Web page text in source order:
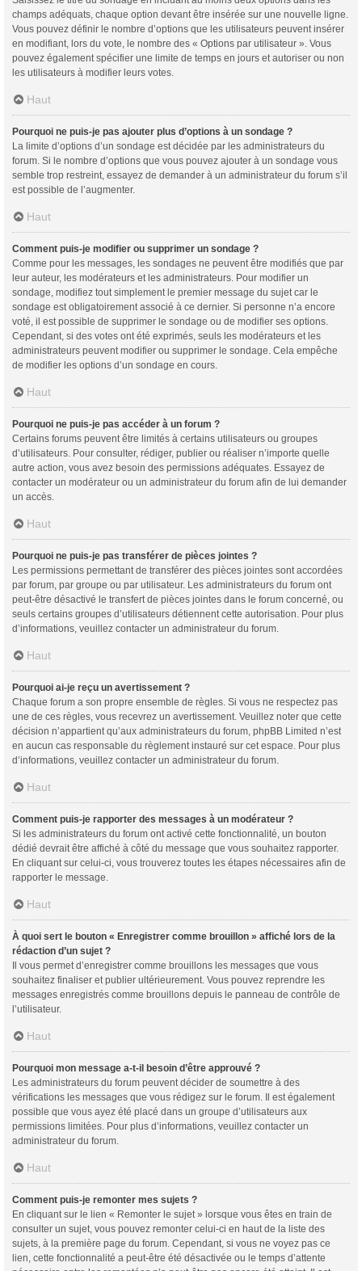
champs adéquats, chaque option devant être insérée sur une nouvelle ligne.
Vous pouvez définir le nombre d’options que les utilisateurs peuvent insérer
en modifiant, lors du vote, le nombre des « Options par utilisateur ». Vous
pouvez également spécifier une limite de temps en jours et autoriser ou non
les utilisateurs à modifier leurs votes.
Haut
Pourquoi ne puis-je pas ajouter plus d’options à un sondage ?
La limite d’options d’un sondage est décidée par les administrateurs du
forum. Si le nombre d’options que vous pouvez ajouter à un sondage vous
semble trop restreint, essayez de demander à un administrateur du forum s’il
est possible de l’augmenter.
Haut
Comment puis-je modifier ou supprimer un sondage ?
Comme pour les messages, les sondages ne peuvent être modifiés que par
leur auteur, les modérateurs et les administrateurs. Pour modifier un
sondage, modifiez tout simplement le premier message du sujet car le
sondage est obligatoirement associé à ce dernier. Si personne n’a encore
voté, il est possible de supprimer le sondage ou de modifier ses options.
Cependant, si des votes ont été exprimés, seuls les modérateurs et les
administrateurs peuvent modifier ou supprimer le sondage. Cela empêche
de modifier les options d’un sondage en cours.
Haut
Pourquoi ne puis-je pas accéder à un forum ?
Certains forums peuvent être limités à certains utilisateurs ou groupes
d’utilisateurs. Pour consulter, rédiger, publier ou réaliser n’importe quelle
autre action, vous avez besoin des permissions adéquates. Essayez de
contacter un modérateur ou un administrateur du forum afin de lui demander
un accès.
Haut
Pourquoi ne puis-je pas transférer de pièces jointes ?
Les permissions permettant de transférer des pièces jointes sont accordées
par forum, par groupe ou par utilisateur. Les administrateurs du forum ont
peut-être désactivé le transfert de pièces jointes dans le forum concerné, ou
seuls certains groupes d’utilisateurs détiennent cette autorisation. Pour plus
d’informations, veuillez contacter un administrateur du forum.
Haut
Pourquoi ai-je reçu un avertissement ?
Chaque forum a son propre ensemble de règles. Si vous ne respectez pas
une de ces règles, vous recevrez un avertissement. Veuillez noter que cette
décision n’appartient qu’aux administrateurs du forum, phpBB Limited n’est
en aucun cas responsable du règlement instauré sur cet espace. Pour plus
d’informations, veuillez contacter un administrateur du forum.
Haut
Comment puis-je rapporter des messages à un modérateur ?
Si les administrateurs du forum ont activé cette fonctionnalité, un bouton
dédié devrait être affiché à côté du message que vous souhaitez rapporter.
En cliquant sur celui-ci, vous trouverez toutes les étapes nécessaires afin de
rapporter le message.
Haut
À quoi sert le bouton « Enregistrer comme brouillon » affiché lors de la
rédaction d’un sujet ?
Il vous permet d’enregistrer comme brouillons les messages que vous
souhaitez finaliser et publier ultérieurement. Vous pouvez reprendre les
messages enregistrés comme brouillons depuis le panneau de contrôle de
l’utilisateur.
Haut
Pourquoi mon message a-t-il besoin d’être approuvé ?
Les administrateurs du forum peuvent décider de soumettre à des
vérifications les messages que vous rédigez sur le forum. Il est également
possible que vous ayez été placé dans un groupe d’utilisateurs aux
permissions limitées. Pour plus d’informations, veuillez contacter un
administrateur du forum.
Haut
Comment puis-je remonter mes sujets ?
En cliquant sur le lien « Remonter le sujet » lorsque vous êtes en train de
consulter un sujet, vous pouvez remonter celui-ci en haut de la liste des
sujets, à la première page du forum. Cependant, si vous ne voyez pas ce
lien, cette fonctionnalité a peut-être été désactivée ou le temps d’attente